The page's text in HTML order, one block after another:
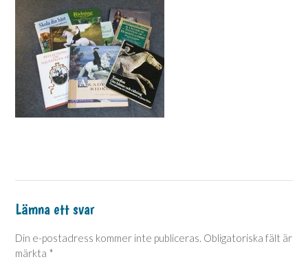
Lämna ett svar
Din e-postadress kommer inte publiceras. Obligatoriska fält är
märkta *